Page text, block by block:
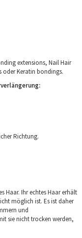
extensions, Nail Hair
oder Keratin bondings.
Richtung.
Haar. Ihr echtes Haar erhält
möglich ist. Es ist daher
und
sie nicht trocken werden,